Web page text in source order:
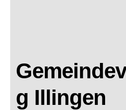
g Illingen